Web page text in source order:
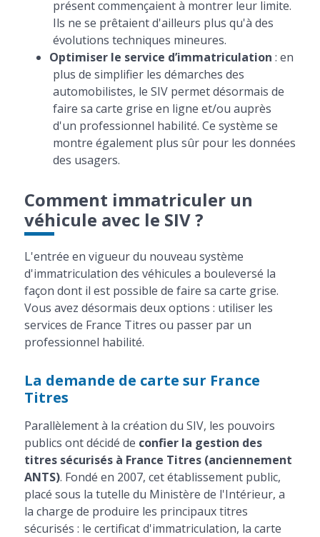
présent commençaient à montrer leur limite.
Ils ne se prêtaient d'ailleurs plus qu'à des
évolutions techniques mineures.
Optimiser le service d’immatriculation : en
plus de simplifier les démarches des
automobilistes, le SIV permet désormais de
faire sa carte grise en ligne et/ou auprès
d'un professionnel habilité. Ce système se
montre également plus sûr pour les données
des usagers.
Comment immatriculer un
véhicule avec le SIV ?
L'entrée en vigueur du nouveau système
d'immatriculation des véhicules a bouleversé la
façon dont il est possible de faire sa carte grise.
Vous avez désormais deux options : utiliser les
services de France Titres ou passer par un
professionnel habilité.
La demande de carte sur France
Titres
Parallèlement à la création du SIV, les pouvoirs
publics ont décidé de confier la gestion des
titres sécurisés à France Titres (anciennement
ANTS). Fondé en 2007, cet établissement public,
placé sous la tutelle du Ministère de l'Intérieur, a
la charge de produire les principaux titres
sécurisés : le certificat d'immatriculation, la carte